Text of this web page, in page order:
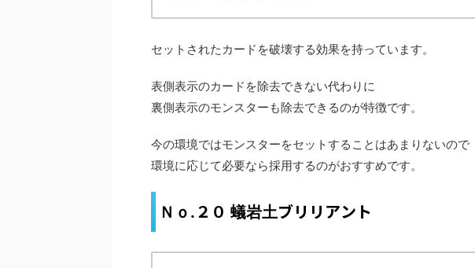
セットされたカードを破壊する効果を持っています。
表側表示のカードを除去できない代わりに
裏側表示のモンスターも除去できるのが特徴です。
今の環境ではモンスターをセットすることはあまりないので
環境に応じて必要なら採用するのがおすすめです。
Ｎｏ. ２０ 蟻岩土ブリリアント